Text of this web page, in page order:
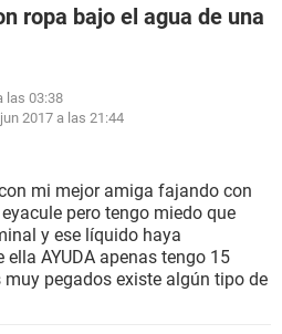
ropa bajo el agua de una
las 03:38
2017 a las 21:44
mi mejor amiga fajando con
pero tengo miedo que
y ese líquido haya
AYUDA apenas tengo 15
pegados existe algún tipo de